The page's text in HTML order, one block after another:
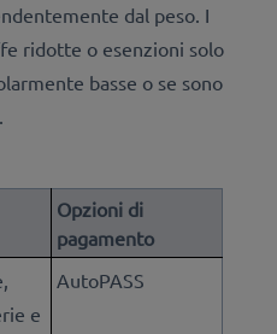
dal peso. I
ridotte o esenzioni solo
basse o se sono
Opzioni di
pagamento
e
AutoPASS